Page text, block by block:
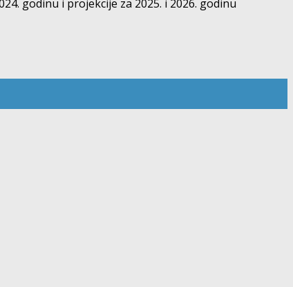
godinu i projekcije za 2025. i 2026. godinu